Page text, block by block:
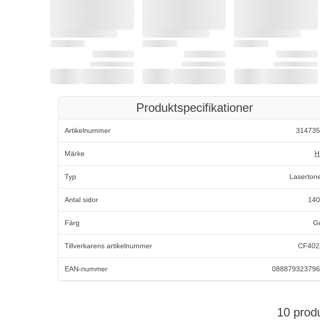
Produktspecifikationer
Artikelnummer
Märke
Typ
Antal sidor
Färg
Tillverkarens artikelnummer
EAN-nummer
10